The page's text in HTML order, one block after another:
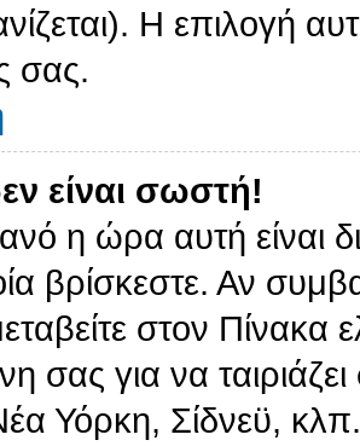
Η επιλογή
σας.
είναι σωστή!
η ώρα αυτή είναι
βρίσκεστε. Αν
στον Πίνακα
σας για να
Υόρκη, Σίδνεϋ,